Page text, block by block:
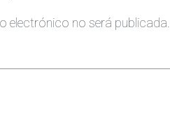
electrónico no será publicada.